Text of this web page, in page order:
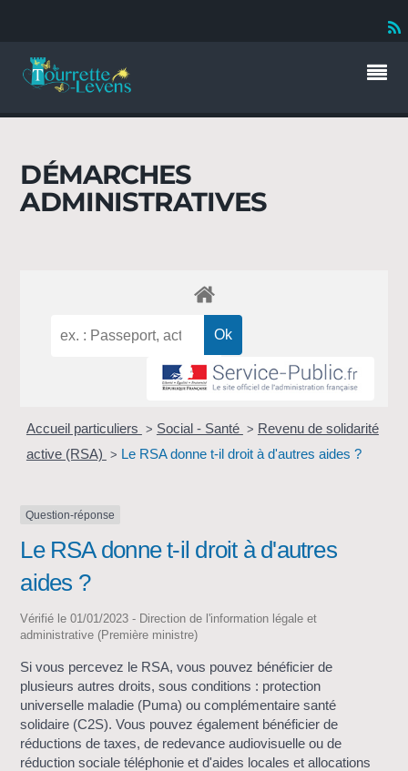
DÉMARCHES
ADMINISTRATIVES
Accueil particuliers > Social - Santé > Revenu de solidarité
active (RSA) > Le RSA donne t-il droit à d'autres aides ?
Question-réponse
Le RSA donne t-il droit à d'autres
aides ?
Vérifié le 01/01/2023 - Direction de l'information légale et
administrative (Première ministre)
Si vous percevez le RSA, vous pouvez bénéficier de
plusieurs autres droits, sous conditions : protection
universelle maladie (Puma) ou complémentaire santé
solidaire (C2S). Vous pouvez également bénéficier de
réductions de taxes, de redevance audiovisuelle ou de
réduction sociale téléphonie et d'aides locales et allocations